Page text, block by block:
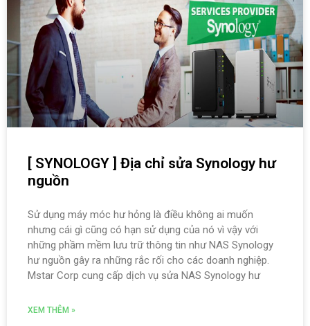
[ SYNOLOGY ] Địa chỉ sửa Synology hư
nguồn
Sử dụng máy móc hư hỏng là điều không ai muốn
nhưng cái gì cũng có hạn sử dụng của nó vì vậy với
những phầm mềm lưu trữ thông tin như NAS Synology
hư nguồn gây ra những rắc rối cho các doanh nghiệp.
Mstar Corp cung cấp dịch vụ sửa NAS Synology hư
XEM THÊM »